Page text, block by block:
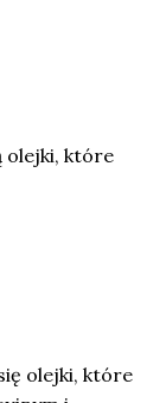
olejki, które
olejki, które